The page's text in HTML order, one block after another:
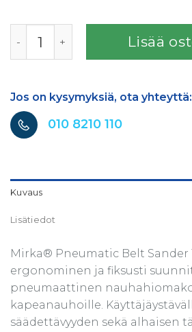
Lisää
Jos on kysymyksiä, ota yhteyttä:
010 8210 110
Kuvaus
Lisätiedot
Mirka® Pneumatic Belt Sander
ergonominen ja fiksusti
pneumaattinen
kapeanauhoille.
säädettävyyden sekä alhaisen